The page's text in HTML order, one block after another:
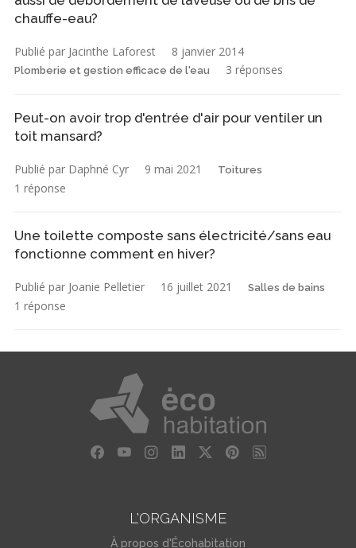
chauffe-eau?
Publié par Jacinthe Laforest 8 janvier 2014
Plomberie et gestion efficace de l'eau 3 réponses
Peut-on avoir trop d'entrée d'air pour ventiler un
toit mansard?
Publié par Daphné Cyr 9 mai 2021 Toitures
1 réponse
Une toilette composte sans électricité/sans eau
fonctionne comment en hiver?
Publié par Joanie Pelletier 16 juillet 2021 Salles de bains
1 réponse
L'ORGANISME
À propos d'Écohabitation